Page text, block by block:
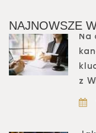
NAJNOWSZE
Na
z